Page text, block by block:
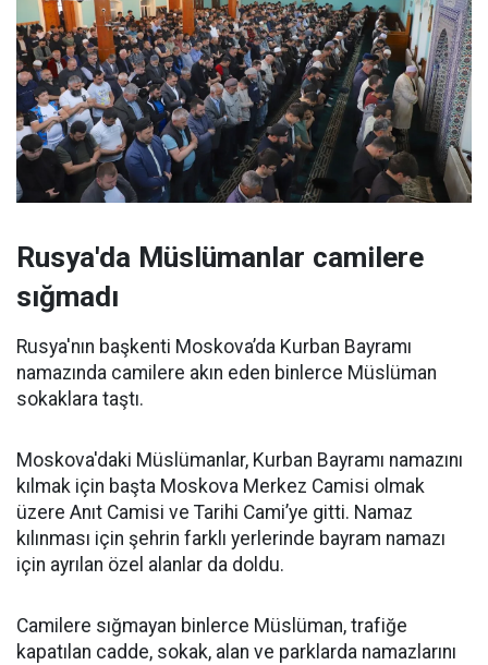
Rusya'da Müslümanlar camilere
sığmadı
Rusya'nın başkenti Moskova’da Kurban Bayramı
namazında camilere akın eden binlerce Müslüman
sokaklara taştı.
Moskova'daki Müslümanlar, Kurban Bayramı namazını
kılmak için başta Moskova Merkez Camisi olmak
üzere Anıt Camisi ve Tarihi Cami’ye gitti. Namaz
kılınması için şehrin farklı yerlerinde bayram namazı
için ayrılan özel alanlar da doldu.
Camilere sığmayan binlerce Müslüman, trafiğe
kapatılan cadde, sokak, alan ve parklarda namazlarını